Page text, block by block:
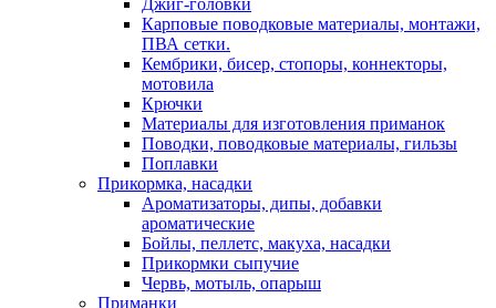
Джиг-головки
Карповые поводковые материалы, монтажи,
ПВА сетки.
Кембрики, бисер, стопоры, коннекторы,
мотовила
Крючки
Материалы для изготовления приманок
Поводки, поводковые материалы, гильзы
Поплавки
Прикормка, насадки
Ароматизаторы, дипы, добавки
ароматические
Бойлы, пеллетс, макуха, насадки
Прикормки сыпучие
Червь, мотыль, опарыш
Приманки